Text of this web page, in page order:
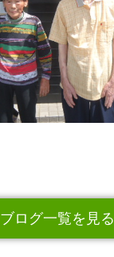
ブログ一覧を見る